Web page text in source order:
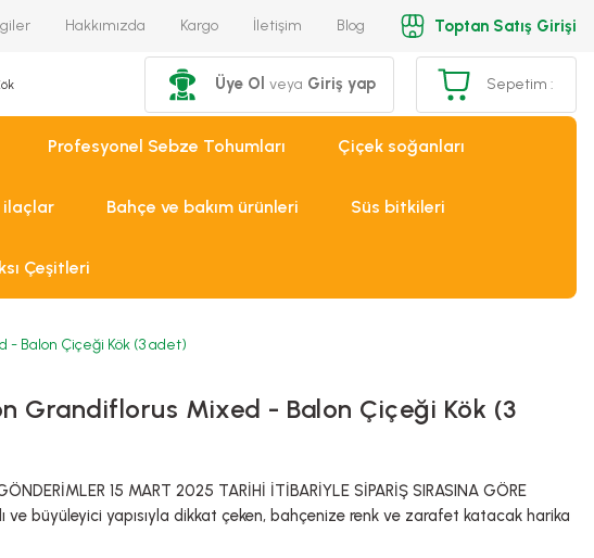
Hakkımızda Kargo İletişim Blog Toptan Satış Girişi
Üye Ol veya Giriş yap Sepetim :
Profesyonel Sebze Tohumları Çiçek soğanları
ilaçlar Bahçe ve bakım ürünleri Süs bitkileri
Çeşitleri
- Balon Çiçeği Kök (3 adet)
Grandiflorus Mixed - Balon Çiçeği Kök (3
15 MART 2025 TARİHİ İTİBARİYLE SİPARİŞ SIRASINA GÖRE
ve büyüleyici yapısıyla dikkat çeken, bahçenize renk ve zarafet katacak harika